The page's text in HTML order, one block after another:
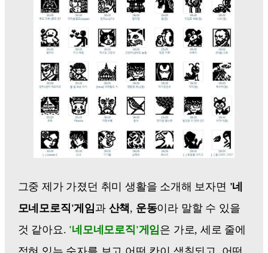
그중 제가 가졌던 취미 생활을 소개해 보자면 '네
모네모로직'게임 과 산책, 운동이라 말할 수 있을
것 같아요. '네모네모로직'게임 은 가로, 세로 줄에